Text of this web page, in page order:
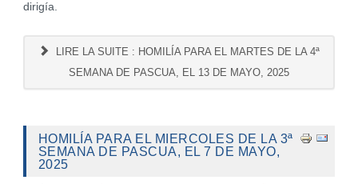
dirigía.
LIRE LA SUITE : HOMILÍA PARA EL MARTES DE LA 4ª
SEMANA DE PASCUA, EL 13 DE MAYO, 2025
HOMILÍA PARA EL MIERCOLES DE LA 3ª
SEMANA DE PASCUA, EL 7 DE MAYO,
2025